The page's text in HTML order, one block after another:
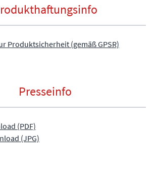
Produktsicherheit (gemäß GPSR)
Presseinfo
(PDF)
(JPG)